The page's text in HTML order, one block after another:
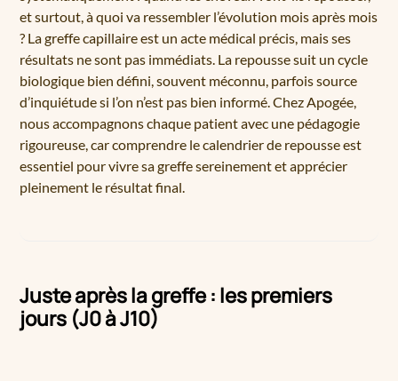
et surtout, à quoi va ressembler l’évolution mois après mois
? La greffe capillaire est un acte médical précis, mais ses
résultats ne sont pas immédiats. La repousse suit un cycle
biologique bien défini, souvent méconnu, parfois source
d’inquiétude si l’on n’est pas bien informé. Chez Apogée,
nous accompagnons chaque patient avec une pédagogie
rigoureuse, car comprendre le calendrier de repousse est
essentiel pour vivre sa greffe sereinement et apprécier
pleinement le résultat final.
Juste après la greffe : les premiers
jours (J0 à J10)